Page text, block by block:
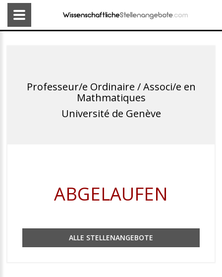
Professeur/e Ordinaire / Associ/e en
Mathmatiques
Université de Genève
ABGELAUFEN
ALLE STELLENANGEBOTE